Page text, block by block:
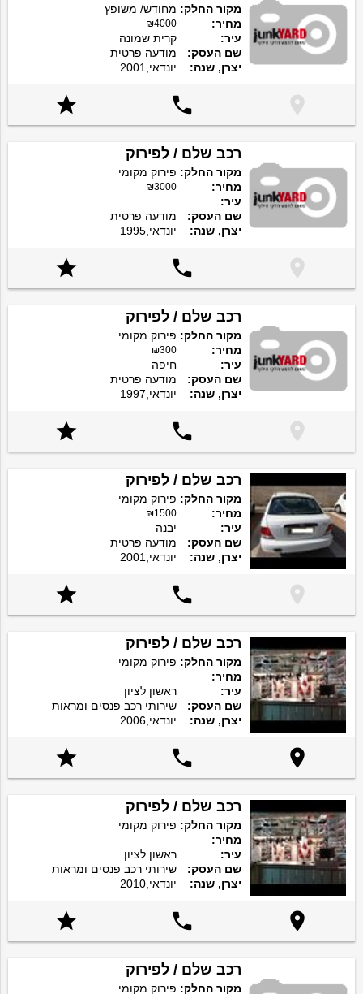
מקור החלק: מחודש/ משופץ
מחיר:
₪4000
עיר:
קרית שמונה
שם העסק:
מודעה פרטית
יצרן, שנה:
יונדאי,2001



רכב שלם / לפירוק
מקור החלק: פירוק מקומי
מחיר:
₪3000
עיר:
שם העסק:
מודעה פרטית
יצרן, שנה:
יונדאי,1995



רכב שלם / לפירוק
מקור החלק: פירוק מקומי
מחיר:
₪300
עיר:
חיפה
שם העסק:
מודעה פרטית
יצרן, שנה:
יונדאי,1997



רכב שלם / לפירוק
מקור החלק: פירוק מקומי
מחיר:
₪1500
עיר:
יבנה
שם העסק:
מודעה פרטית
יצרן, שנה:
יונדאי,2001



רכב שלם / לפירוק
מקור החלק: פירוק מקומי
מחיר:
עיר:
ראשון לציון
שם העסק:
שירותי רכב פנסים ומראות
יצרן, שנה:
יונדאי,2006



רכב שלם / לפירוק
מקור החלק: פירוק מקומי
מחיר:
עיר:
ראשון לציון
שם העסק:
שירותי רכב פנסים ומראות
יצרן, שנה:
יונדאי,2010



רכב שלם / לפירוק
מקור החלק: פירוק מקומי